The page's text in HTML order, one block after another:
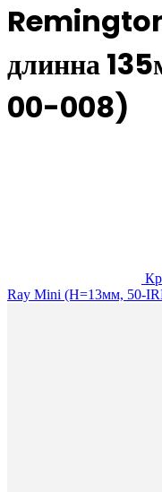
длинна
00-008)
Ray Mini (H=13мм, 50-